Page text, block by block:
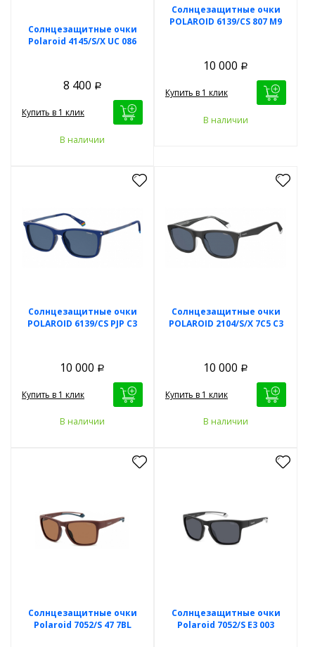
Солнцезащитные очки
Polaroid 4145/S/X UC 086
8 400 Р
Купить в 1 клик
В наличии
Солнцезащитные очки
POLAROID 6139/CS 807 M9
10 000 Р
Купить в 1 клик
В наличии
Солнцезащитные очки
POLAROID 6139/CS PJP C3
10 000 Р
Купить в 1 клик
В наличии
Солнцезащитные очки
POLAROID 2104/S/X 7C5 C3
10 000 Р
Купить в 1 клик
В наличии
Солнцезащитные очки
Polaroid 7052/S 47 7BL
Солнцезащитные очки
Polaroid 7052/S E3 003